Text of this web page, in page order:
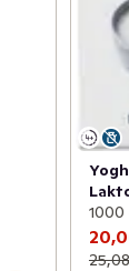
1000